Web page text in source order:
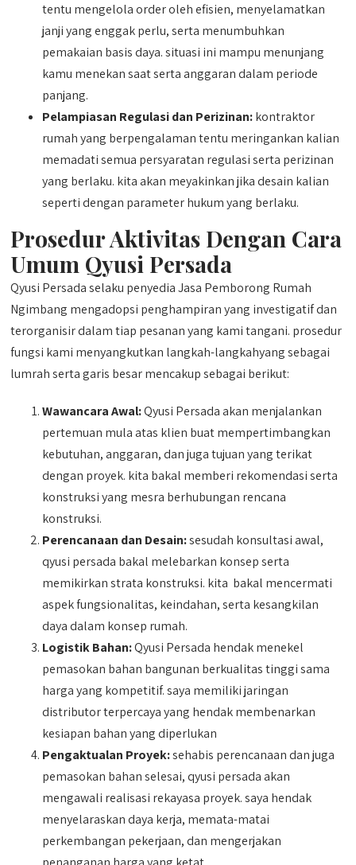
tentu mengelola order oleh efisien, menyelamatkan
janji yang enggak perlu, serta menumbuhkan
pemakaian basis daya. situasi ini mampu menunjang
kamu menekan saat serta anggaran dalam periode
panjang.
Pelampiasan Regulasi dan Perizinan:kontraktor
rumah yang berpengalaman tentu meringankan kalian
memadati semua persyaratan regulasi serta perizinan
yang berlaku. kita akan meyakinkan jika desain kalian
seperti dengan parameter hukum yang berlaku.
Prosedur Aktivitas Dengan Cara
Umum Qyusi Persada
Qyusi Persada selaku penyedia Jasa Pemborong Rumah
Ngimbang mengadopsi penghampiran yang investigatif dan
terorganisir dalam tiap pesanan yang kami tangani. prosedur
fungsi kami menyangkutkan langkah-langkahyang sebagai
lumrah serta garis besar mencakup sebagai berikut:
Wawancara Awal:Qyusi Persada akan menjalankan
pertemuan mula atas klien buat mempertimbangkan
kebutuhan, anggaran, dan juga tujuan yang terikat
dengan proyek. kita bakal memberi rekomendasi serta
konstruksi yang mesra berhubungan rencana
konstruksi.
Perencanaan dan Desain:sesudah konsultasi awal,
qyusi persada bakal melebarkan konsep serta
memikirkan strata konstruksi. kita bakal mencermati
aspek fungsionalitas, keindahan, serta kesangkilan
daya dalam konsep rumah.
Logistik Bahan:Qyusi Persada hendak menekel
pemasokan bahan bangunan berkualitas tinggi sama
harga yang kompetitif. saya memiliki jaringan
distributor terpercaya yang hendak membenarkan
kesiapan bahan yang diperlukan
Pengaktualan Proyek:sehabis perencanaan dan juga
pemasokan bahan selesai, qyusi persada akan
mengawali realisasi rekayasa proyek. saya hendak
menyelaraskan daya kerja, memata-matai
perkembangan pekerjaan, dan mengerjakan